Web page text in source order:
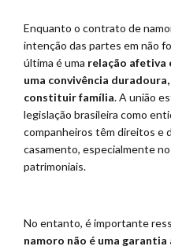
Enquanto o contrato de
intenção das partes em não
última é uma relação afetiva
uma convivência
constituir família. A união
legislação brasileira como
companheiros têm direitos e
casamento, especialmente
patrimoniais.
No entanto, é importante
namoro não é uma